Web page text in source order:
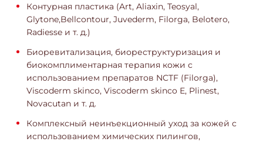
Контурная пластика (Art, Aliaxin, Teosyal,
Glytone,Bellcontour, Juvederm, Filorga, Belotero,
Radiesse и т. д.)
Биоревитализация, биореструктуризация и
биокомплиментарная терапия кожи с
использованием препаратов NCTF (Filorga),
Viscoderm skinco, Viscoderm skinco Е, Plinest,
Novacutan и т. д.
Комплексный неинъекционный уход за кожей с
использованием химических пилингов,